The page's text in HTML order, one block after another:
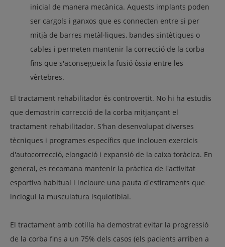
inicial de manera mecànica. Aquests implants poden
ser cargols i ganxos que es connecten entre si per
mitjà de barres metàl·liques, bandes sintètiques o
cables i permeten mantenir la correcció de la corba
fins que s'aconsegueix la fusió òssia entre les
vèrtebres.
El tractament rehabilitador és controvertit. No hi ha estudis
que demostrin correcció de la corba mitjançant el
tractament rehabilitador. S'han desenvolupat diverses
tècniques i programes específics que inclouen exercicis
d'autocorrecció, elongació i expansió de la caixa toràcica. En
general, es recomana mantenir la pràctica de l'activitat
esportiva habitual i incloure una pauta d'estiraments que
inclogui la musculatura isquiotibial.
El tractament amb cotilla ha demostrat evitar la progressió
de la corba fins a un 75% dels casos (els pacients arriben a